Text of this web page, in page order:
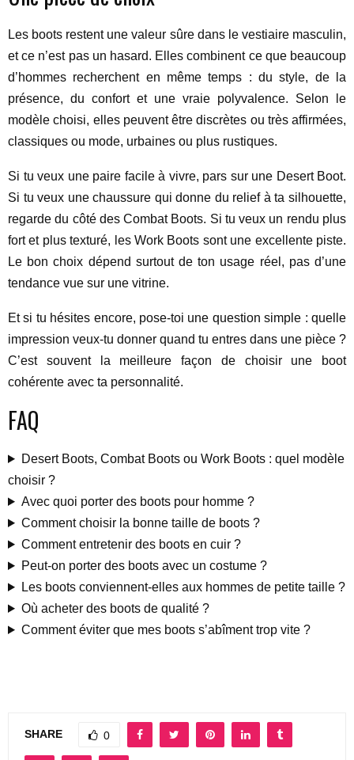
Les boots restent une valeur sûre dans le vestiaire masculin,
et ce n’est pas un hasard. Elles combinent ce que beaucoup
d’hommes recherchent en même temps : du style, de la
présence, du confort et une vraie polyvalence. Selon le
modèle choisi, elles peuvent être discrètes ou très affirmées,
classiques ou mode, urbaines ou plus rustiques.
Si tu veux une paire facile à vivre, pars sur une Desert Boot.
Si tu veux une chaussure qui donne du relief à ta silhouette,
regarde du côté des Combat Boots. Si tu veux un rendu plus
fort et plus texturé, les Work Boots sont une excellente piste.
Le bon choix dépend surtout de ton usage réel, pas d’une
tendance vue sur une vitrine.
Et si tu hésites encore, pose-toi une question simple : quelle
impression veux-tu donner quand tu entres dans une pièce ?
C’est souvent la meilleure façon de choisir une boot
cohérente avec ta personnalité.
FAQ
Desert Boots, Combat Boots ou Work Boots : quel modèle
choisir ?
Avec quoi porter des boots pour homme ?
Comment choisir la bonne taille de boots ?
Comment entretenir des boots en cuir ?
Peut-on porter des boots avec un costume ?
Les boots conviennent-elles aux hommes de petite taille ?
Où acheter des boots de qualité ?
Comment éviter que mes boots s’abîment trop vite ?
SHARE 0